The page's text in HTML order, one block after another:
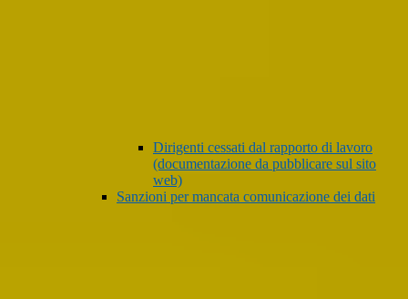
Dirigenti cessati dal rapporto di lavoro
(documentazione da pubblicare sul sito
web)
Sanzioni per mancata comunicazione dei dati